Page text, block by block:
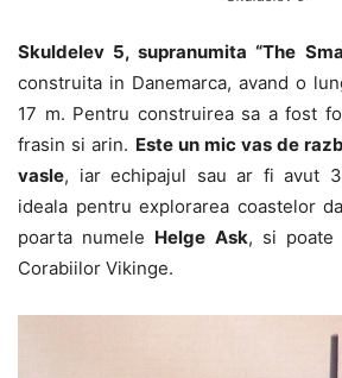
Skuldelev 5, supranumita “The
construita in Danemarca, avand o
17 m. Pentru construirea sa a fost
frasin si arin. Este un mic vas de
vasle, iar echipajul sau ar fi avut
ideala pentru explorarea coastelor
poarta numele Helge Ask, si poate
Corabiilor Vikinge.